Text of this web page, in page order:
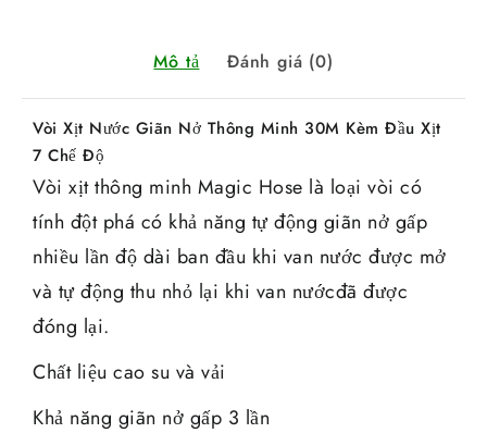
Mô tả Đánh giá (0)
Vòi Xịt Nước Giãn Nở Thông Minh 30M Kèm Đầu Xịt
7 Chế Độ
Vòi xịt thông minh Magic Hose là loại vòi có
tính đột phá có khả năng tự động giãn nở gấp
nhiều lần độ dài ban đầu khi van nước được mở
và tự động thu nhỏ lại khi van nướcđã được
đóng lại.
Chất liệu cao su và vải
Khả năng giãn nở gấp 3 lần